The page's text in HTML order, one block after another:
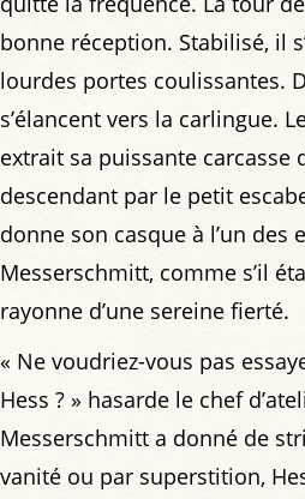
bonne réception. Stabilisé, il
lourdes portes coulissantes.
s’élancent vers la carlingue.
extrait sa puissante carcasse
descendant par le petit
donne son casque à l’un des
Messerschmitt, comme s’il
rayonne d’une sereine fierté.
« Ne voudriez-vous pas
Hess ? » hasarde le chef
Messerschmitt a donné de
vanité ou par superstition,